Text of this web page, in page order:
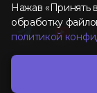
Нажав «Принять
обработку
политикой